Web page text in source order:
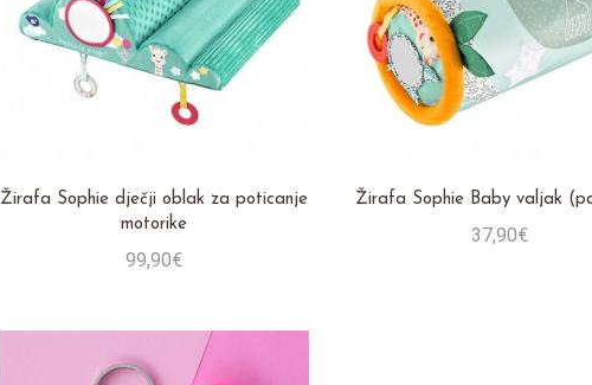
Žirafa Sophie dječji oblak za poticanje
motorike
99,90€
Žirafa Sophie Baby valjak
37,90€